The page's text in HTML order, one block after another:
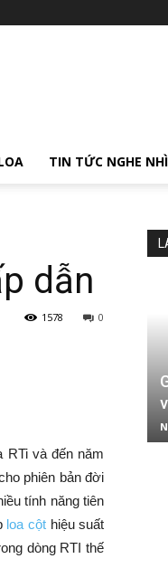
TIN TỨC NGHE
dẫn
0
1578
RTi và đến năm
phiên bản đời
tính năng tiên
loa cộthiệu suất
dòng RTI thế